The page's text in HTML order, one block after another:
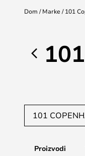
Dom Marke 101
101
Proizvodi